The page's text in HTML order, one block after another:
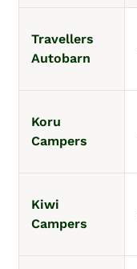
Travellers
Autobarn
Koru
Campers
Kiwi
Campers